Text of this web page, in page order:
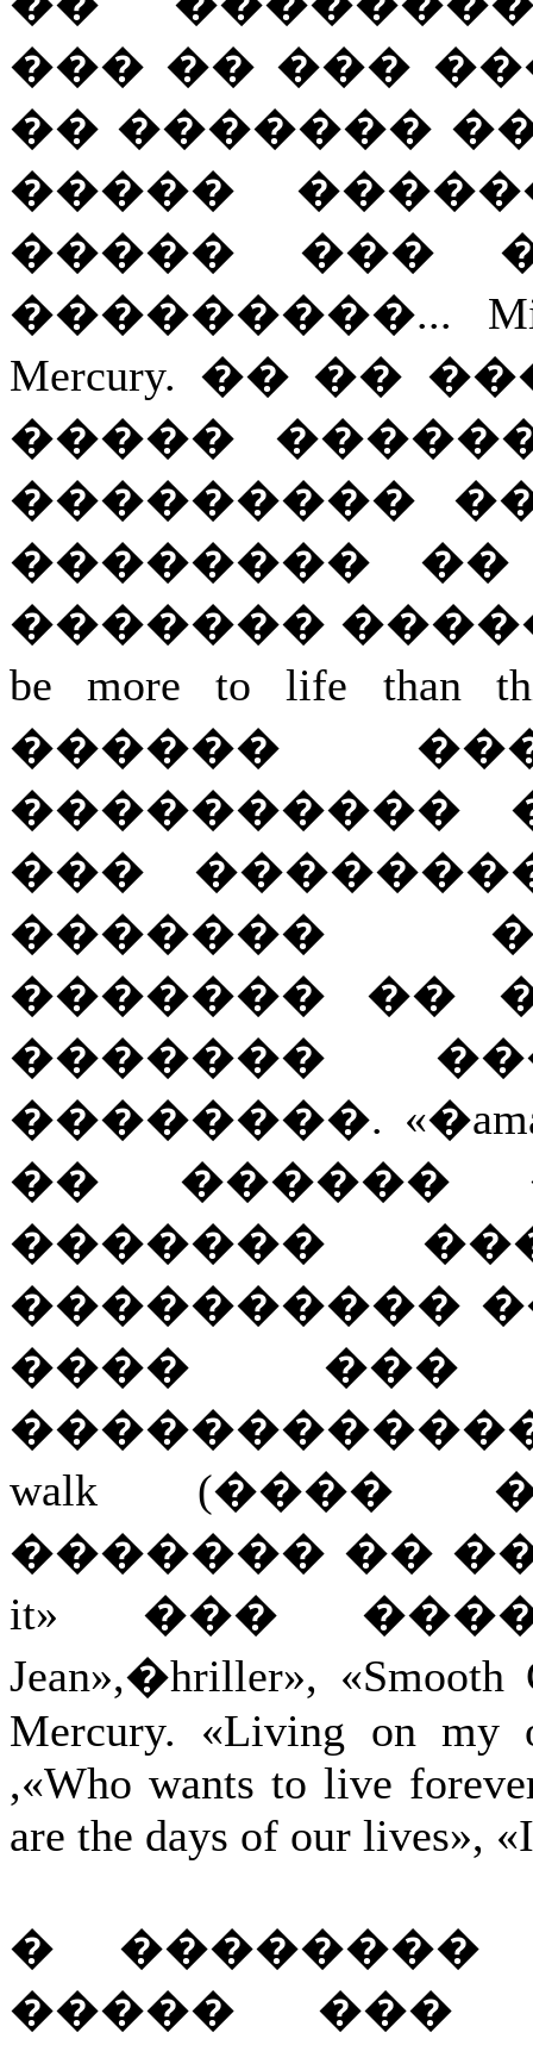
��� �� ���
�� �������
�����
����� ���
���������...
Mercury. �� ��
�����
���������
��������
�������
be more to life
������
����������
���
�������
������� ��
�������
��������. «�ama
�� ������
�������
����������
���� ���
������������ �
walk (����
������� ��
it» ���
Jean»,�hriller»,
Mercury. «Living on my
,«Who wants to live
are the days of our lives»,
� ��������
����� ���